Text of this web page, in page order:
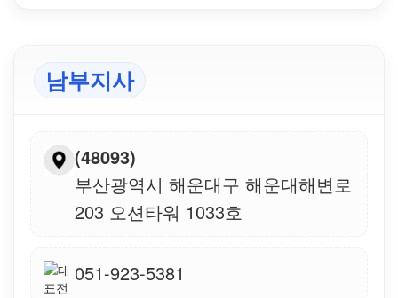
남부지사
(48093)
부산광역시 해운대구 해운대해변로
203 오션타워 1033호
051-923-5381